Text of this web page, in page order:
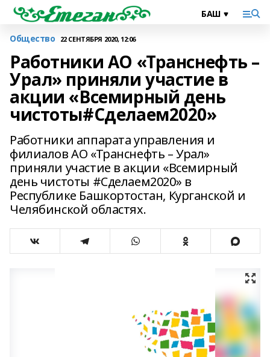
Общество 22 СЕНТЯБРЯ 2020, 12:06
Работники АО «Транснефть –
Урал» приняли участие в
акции «Всемирный день
чистоты#Сделаем2020»
Работники аппарата управления и
филиалов АО «Транснефть – Урал»
приняли участие в акции «Всемирный
день чистоты #Сделаем2020» в
Республике Башкортостан, Курганской и
Челябинской областях.